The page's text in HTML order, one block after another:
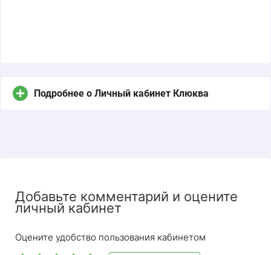
Подробнее о Личный кабинет Клюква
Добавьте комментарий и оцените
личный кабинет
Оцените удобство пользования кабинетом